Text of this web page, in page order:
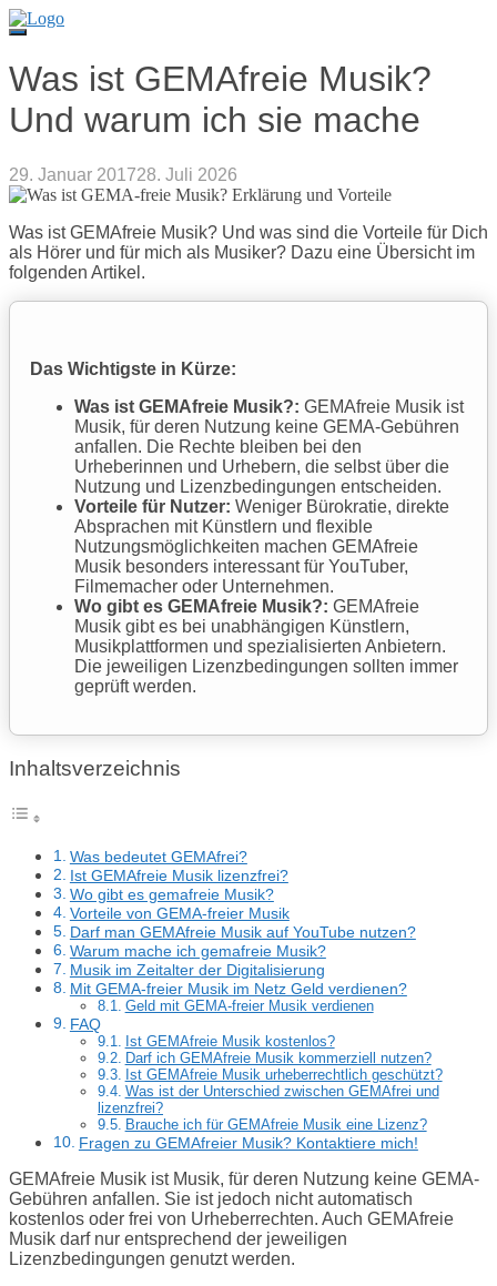
Direkt
zum
Was ist GEMAfreie Musik?
Und warum ich sie mache
29. Januar 201728. Juli 2026
Was ist GEMAfreie Musik? Und was sind die Vorteile für Dich
als Hörer und für mich als Musiker? Dazu eine Übersicht im
folgenden Artikel.
Das Wichtigste in Kürze:
Was ist GEMAfreie Musik?: GEMAfreie Musik ist
Musik, für deren Nutzung keine GEMA-Gebühren
anfallen. Die Rechte bleiben bei den
Urheberinnen und Urhebern, die selbst über die
Nutzung und Lizenzbedingungen entscheiden.
Vorteile für Nutzer: Weniger Bürokratie, direkte
Absprachen mit Künstlern und flexible
Nutzungsmöglichkeiten machen GEMAfreie
Musik besonders interessant für YouTuber,
Filmemacher oder Unternehmen.
Wo gibt es GEMAfreie Musik?: GEMAfreie
Musik gibt es bei unabhängigen Künstlern,
Musikplattformen und spezialisierten Anbietern.
Die jeweiligen Lizenzbedingungen sollten immer
geprüft werden.
Inhaltsverzeichnis
Was bedeutet GEMAfrei?
Ist GEMAfreie Musik lizenzfrei?
Wo gibt es gemafreie Musik?
Vorteile von GEMA-freier Musik
Darf man GEMAfreie Musik auf YouTube nutzen?
Warum mache ich gemafreie Musik?
Musik im Zeitalter der Digitalisierung
Mit GEMA-freier Musik im Netz Geld verdienen?
Geld mit GEMA-freier Musik verdienen
FAQ
Ist GEMAfreie Musik kostenlos?
Darf ich GEMAfreie Musik kommerziell nutzen?
Ist GEMAfreie Musik urheberrechtlich geschützt?
Was ist der Unterschied zwischen GEMAfrei und
lizenzfrei?
Brauche ich für GEMAfreie Musik eine Lizenz?
Fragen zu GEMAfreier Musik? Kontaktiere mich!
GEMAfreie Musik ist Musik, für deren Nutzung keine GEMA-
Gebühren anfallen. Sie ist jedoch nicht automatisch
kostenlos oder frei von Urheberrechten. Auch GEMAfreie
Musik darf nur entsprechend der jeweiligen
Lizenzbedingungen genutzt werden.